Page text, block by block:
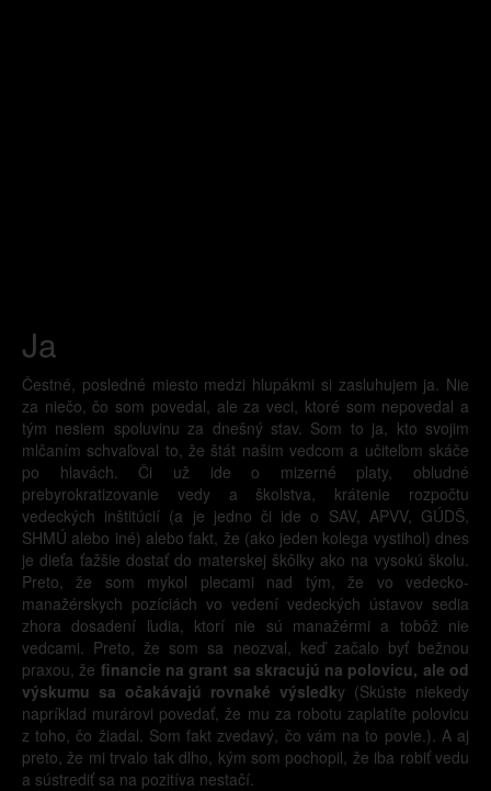
Ja
Čestné, posledné miesto medzi hlupákmi si zasluhujem ja. Nie
za niečo, čo som povedal, ale za veci, ktoré som nepovedal a
tým nesiem spoluvinu za dnešný stav. Som to ja, kto svojim
mlčaním schvaľoval to, že štát našim vedcom a učiteľom skáče
po hlavách. Či už ide o mizerné platy, obludné
prebyrokratizovanie vedy a školstva, krátenie rozpočtu
vedeckých inštitúcií (a je jedno či ide o SAV, APVV, GÚDŠ,
SHMÚ alebo iné) alebo fakt, že (ako jeden kolega vystihol) dnes
je dieťa ťažšie dostať do materskej škôlky ako na vysokú školu.
Preto, že som mykol plecami nad tým, že vo vedecko-
manažérskych pozíciách vo vedení vedeckých ústavov sedia
zhora dosadení ľudia, ktorí nie sú manažérmi a tobôž nie
vedcami. Preto, že som sa neozval, keď začalo byť bežnou
praxou, že financie na grant sa skracujú na polovicu, ale od
výskumu sa očakávajú rovnaké výsledky (Skúste niekedy
napríklad murárovi povedať, že mu za robotu zaplatíte polovicu
z toho, čo žiadal. Som fakt zvedavý, čo vám na to povie.). A aj
preto, že mi trvalo tak dlho, kým som pochopil, že iba robiť vedu
a sústrediť sa na pozitíva nestačí.